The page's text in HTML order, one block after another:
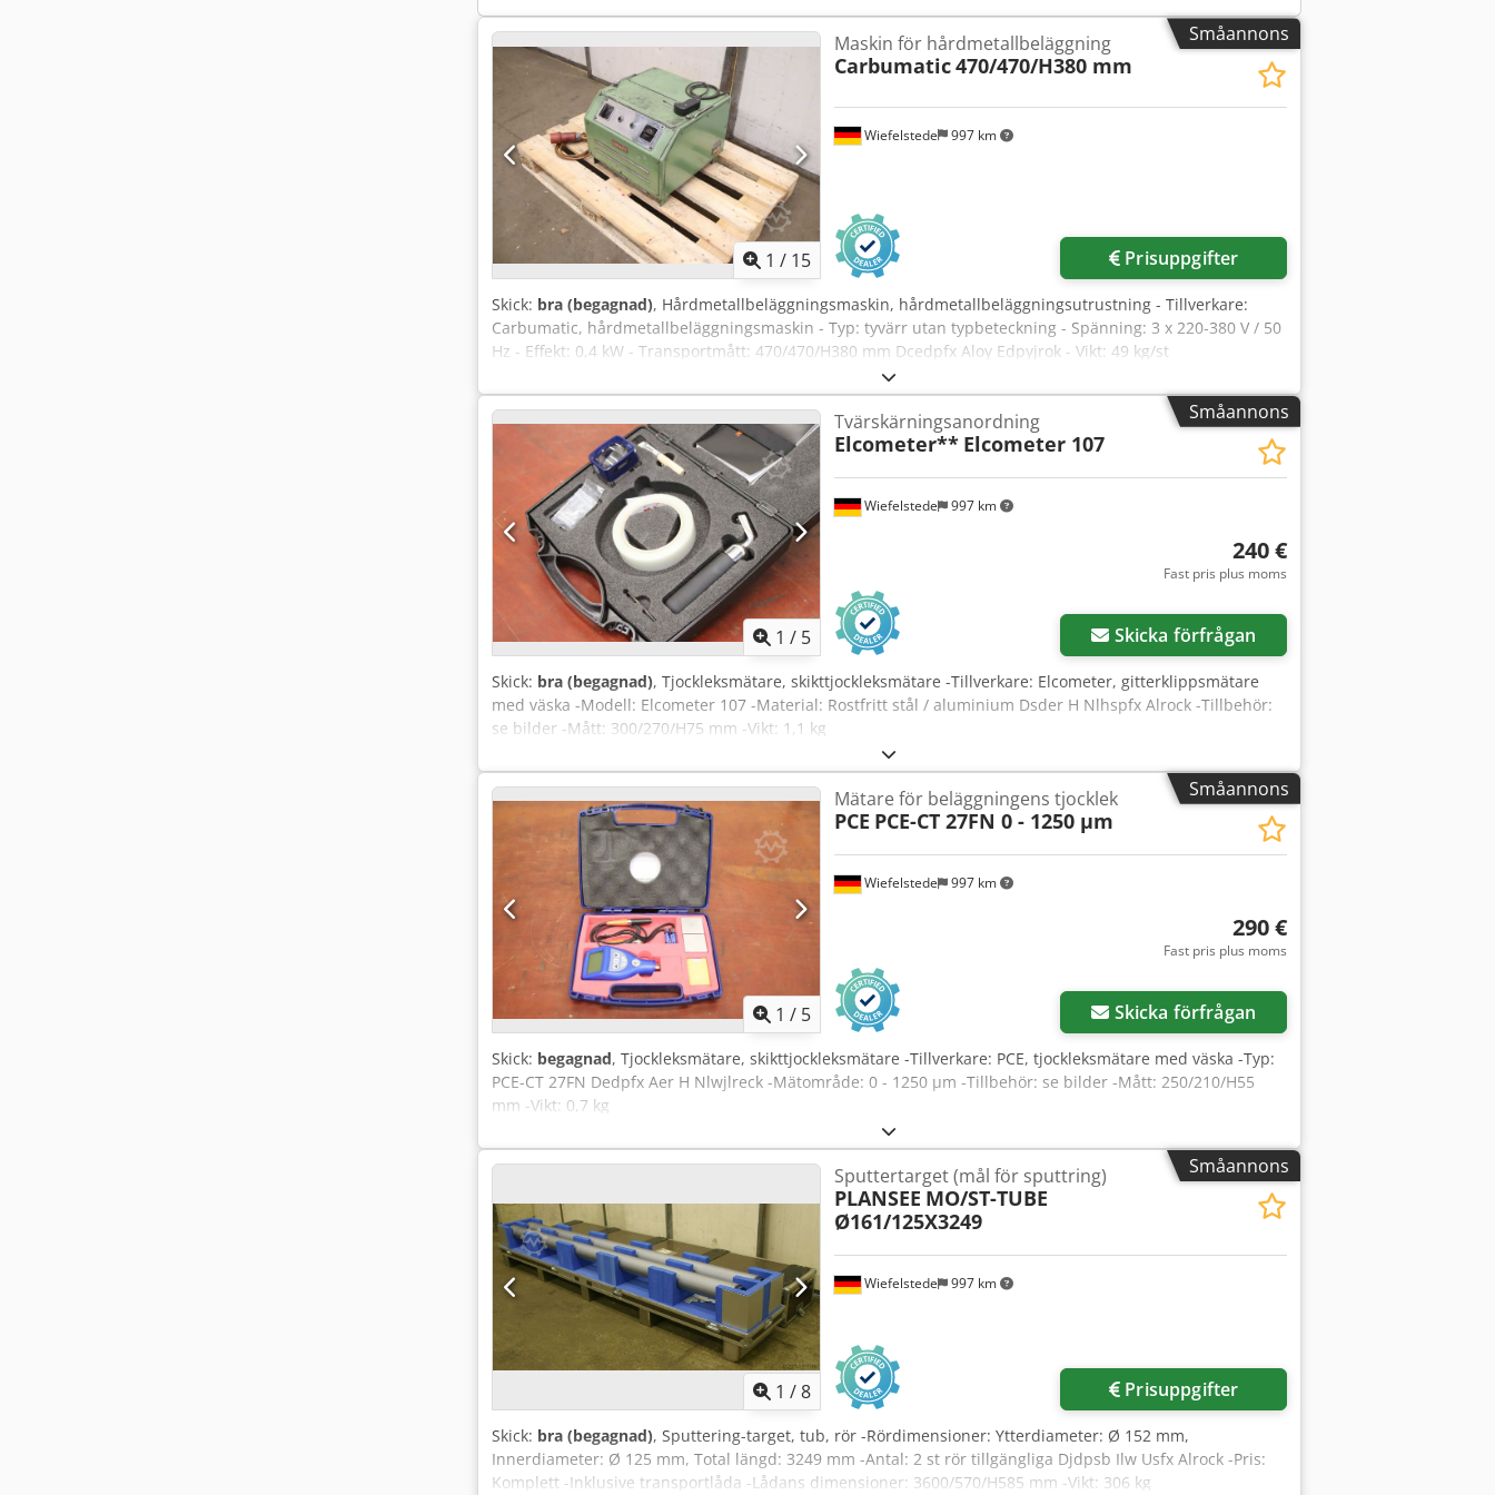
Småannons
1 / 15
Wiefelstede 997 km
Maskin för hårdmetallbeläggning
Carbumatic470/470/H380 mm
Prisuppgifter
Skick: bra (begagnad), Hårdmetallbeläggningsmaskin, hårdmetallbeläggningsutrustning - Tillverkare:
Carbumatic, hårdmetallbeläggningsmaskin - Typ: tyvärr utan typbeteckning - Spänning: 3 x 220-380 V / 50
Hz - Effekt: 0,4 kW - Transportmått: 470/470/H380 mm Dcedpfx Aloy Edpyjrok - Vikt: 49 kg/st
Småannons
1 / 5
Wiefelstede 997 km
Tvärskärningsanordning
Elcometer** Elcometer 107
240 €
Fast pris plus moms
Skicka förfrågan
Skick: bra (begagnad), Tjockleksmätare, skikttjockleksmätare -Tillverkare: Elcometer, gitterklippsmätare
med väska -Modell: Elcometer 107 -Material: Rostfritt stål / aluminium Dsder H Nlhspfx Alrock -Tillbehör:
se bilder -Mått: 300/270/H75 mm -Vikt: 1,1 kg
Småannons
1 / 5
Wiefelstede 997 km
Mätare för beläggningens tjocklek
PCE PCE-CT 27FN 0 - 1250 µm
290 €
Fast pris plus moms
Skicka förfrågan
Skick: begagnad, Tjockleksmätare, skikttjockleksmätare -Tillverkare: PCE, tjockleksmätare med väska -Typ:
PCE-CT 27FN Dedpfx Aer H Nlwjlreck -Mätområde: 0 - 1250 µm -Tillbehör: se bilder -Mått: 250/210/H55
mm -Vikt: 0,7 kg
Småannons
1 /8
Wiefelstede 997 km
Sputtertarget (mål för sputtring)
PLANSEE MO/ST-TUBE
Ø161/125X3249
Prisuppgifter
Skick: bra (begagnad), Sputtering-target, tub, rör -Rördimensioner: Ytterdiameter: Ø 152 mm,
Innerdiameter: Ø 125 mm, Total längd: 3249 mm -Antal: 2 st rör tillgängliga Djdpsb Ilw Usfx Alrock -Pris:
Komplett -Inklusive transportlåda -Lådans dimensioner: 3600/570/H585 mm -Vikt: 306 kg